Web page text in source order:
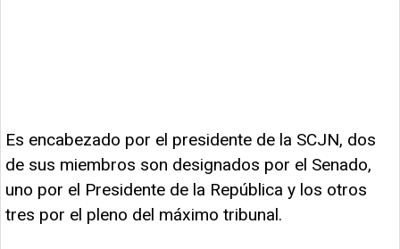
Es encabezado por el presidente de la SCJN, dos
de sus miembros son designados por el Senado,
uno por el Presidente de la República y los otros
tres por el pleno del máximo tribunal.